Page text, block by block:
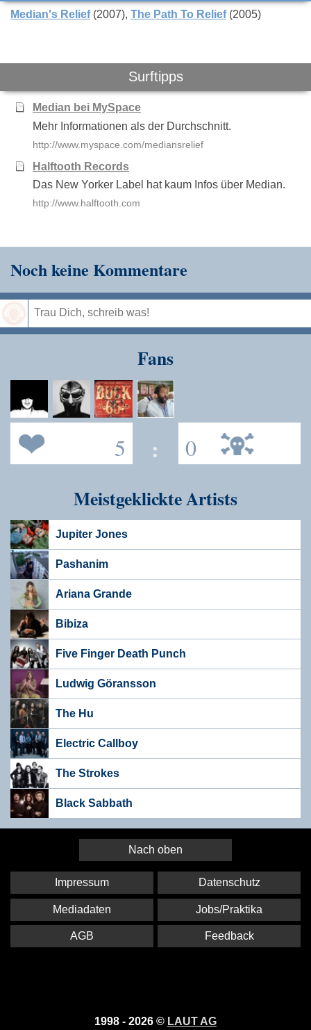
Prinz Porno RJD2 Kanye
Median's Relief(2007) The Path To Relief(2005)
Surftipps
Median bei MySpace
Mehr Informationen als der Durchschnitt.
http://www.myspace.com/mediansrelief
Halftooth Records
Das New Yorker Label hat kaum Infos über Median.
http://www.halftooth.com
Noch keine Kommentare
Fans
5 : 0
Meistgeklickte Artists
Jupiter Jones
Pashanim
Ariana Grande
Bibiza
Five Finger Death Punch
Ludwig Göransson
The Hu
Electric Callboy
The Strokes
Black Sabbath
Nach oben
1998 - 2026 © LAUT AG
Impressum Datenschutz
Mediadaten Jobs/Praktika
AGB Feedback